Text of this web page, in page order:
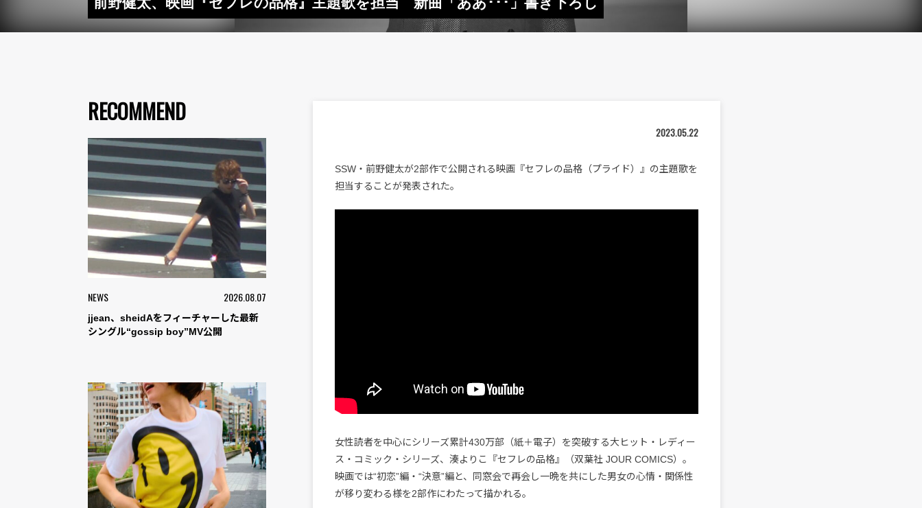
RECOMMEND
NEWS 2026.08.07
jjean、sheidAをフィーチャーした最新
シングル“gossip boy”MV公開
2023.05.22
SSW・前野健太が2部作で公開される映画『セフレの品格（プライド）』の主題歌を
担当することが発表された。
女性読者を中心にシリーズ累計430万部（紙＋電子）を突破する大ヒット・レディー
ス・コミック・シリーズ、湊よりこ『セフレの品格』（双葉社 JOUR COMICS）。
映画では“初恋”編・“決意”編と、同窓会で再会し一晩を共にした男女の心情・関係性
が移り変わる様を2部作にわたって描かれる。